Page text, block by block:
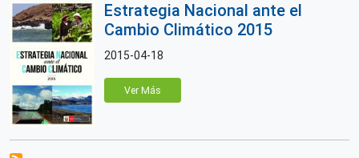
Estrategia Nacional ante el
Cambio Climático 2015
2015-04-18
Ver Más